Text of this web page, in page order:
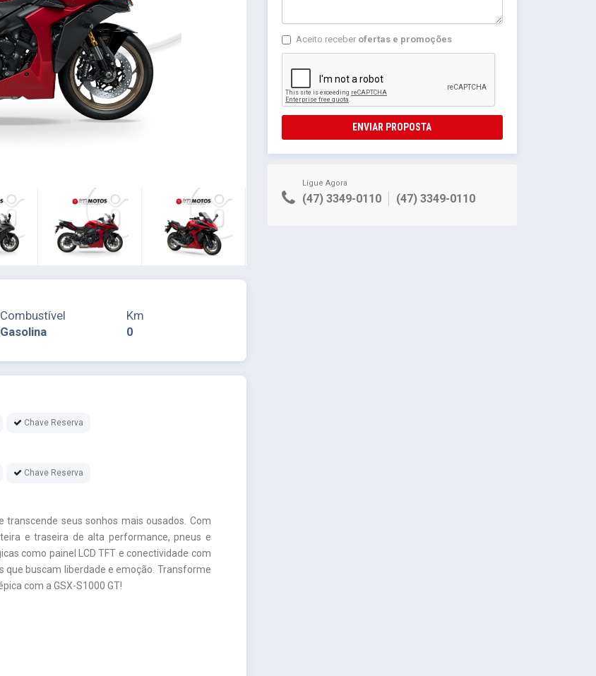
Combustível
Gasolina
Km
0
Chave Reserva
Chave Reserva
transcende seus sonhos mais ousados. Com
e traseira de alta performance, pneus e
como painel LCD TFT e conectividade com
buscam liberdade e emoção. Transforme
com a GSX-S1000 GT!
Aceito receber ofertas e promoções
ENVIAR PROPOSTA
Ligue Agora
(47) 3349-0110 (47) 3349-0110